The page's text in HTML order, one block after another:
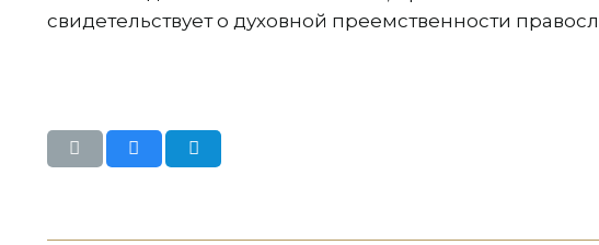
свидетельствует о духовной преемственности